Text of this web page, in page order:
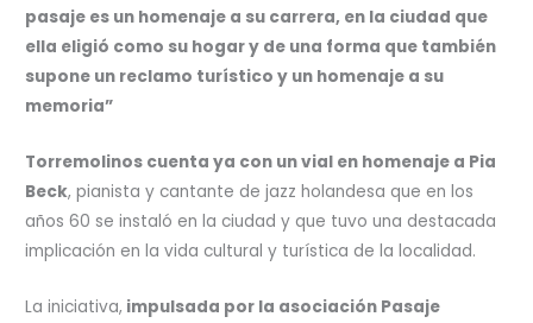
pasaje es un homenaje a su carrera, en la ciudad que
ella eligió como su hogar y de una forma que también
supone un reclamo turístico y un homenaje a su
memoria”
Torremolinos cuenta ya con un vial en homenaje a Pia
Beck, pianista y cantante de jazz holandesa que en los
años 60 se instaló en la ciudad y que tuvo una destacada
implicación en la vida cultural y turística de la localidad.
La iniciativa, impulsada por la asociación Pasaje